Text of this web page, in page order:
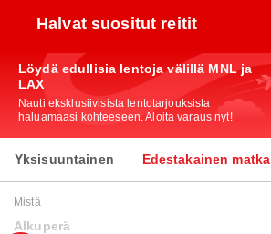
Halvat suositut reitit
Löydä edullisia lentoja välillä MNL ja
LAX
Nauti eksklusiivisista lentotarjouksista
haluamaasi kohteeseen. Aloita varaus nyt!
Yksisuuntainen Edestakainen matka
Mistä
Alkuperä